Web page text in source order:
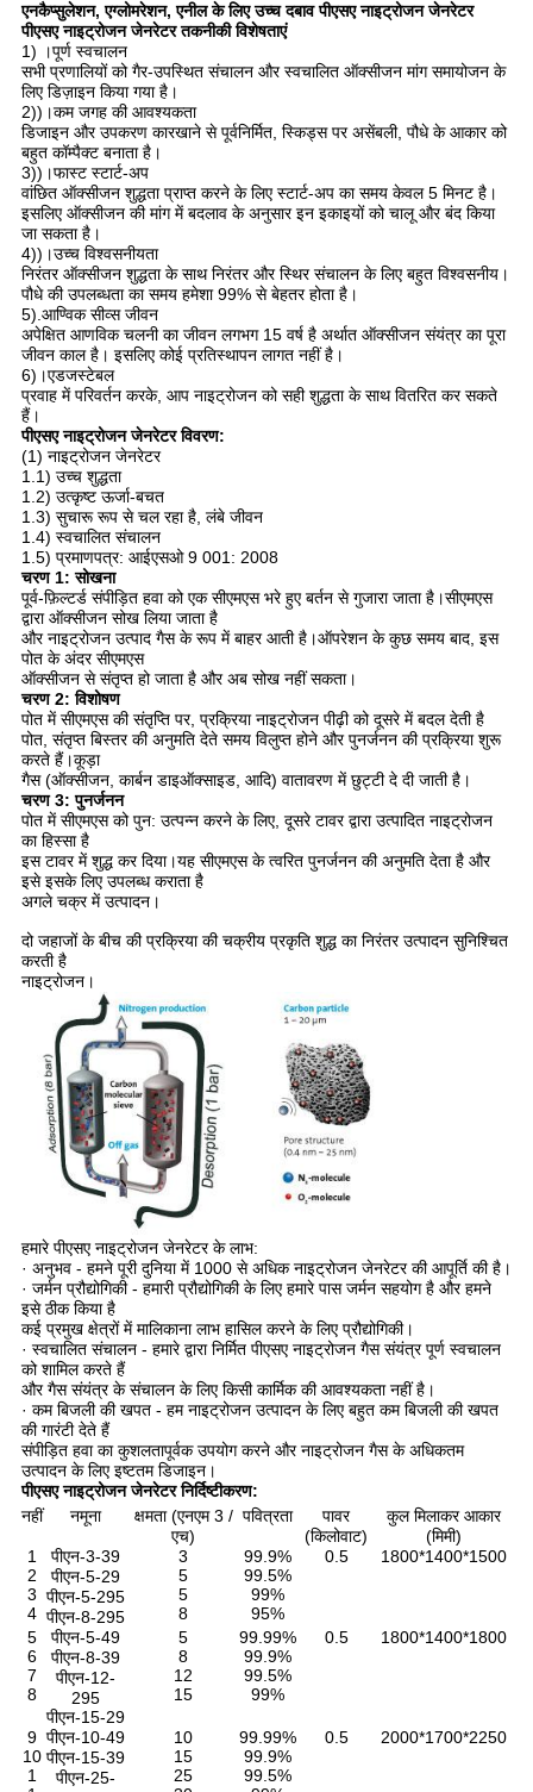
एनकैप्सुलेशन, एग्लोमरेशन, एनील के लिए उच्च दबाव पीएसए नाइट्रोजन जेनरेटर
पीएसए नाइट्रोजन जेनरेटर तकनीकी विशेषताएं
1) ।पूर्ण स्वचालन
सभी प्रणालियों को गैर-उपस्थित संचालन और स्वचालित ऑक्सीजन मांग समायोजन के
लिए डिज़ाइन किया गया है।
2))।कम जगह की आवश्यकता
डिजाइन और उपकरण कारखाने से पूर्वनिर्मित, स्किड्स पर असेंबली, पौधे के आकार को
बहुत कॉम्पैक्ट बनाता है।
3))।फास्ट स्टार्ट-अप
वांछित ऑक्सीजन शुद्धता प्राप्त करने के लिए स्टार्ट-अप का समय केवल 5 मिनट है।
इसलिए ऑक्सीजन की मांग में बदलाव के अनुसार इन इकाइयों को चालू और बंद किया
जा सकता है।
4))।उच्च विश्वसनीयता
निरंतर ऑक्सीजन शुद्धता के साथ निरंतर और स्थिर संचालन के लिए बहुत विश्वसनीय।
पौधे की उपलब्धता का समय हमेशा 99% से बेहतर होता है।
5).आण्विक सीव्स जीवन
अपेक्षित आणविक चलनी का जीवन लगभग 15 वर्ष है अर्थात ऑक्सीजन संयंत्र का पूरा
जीवन काल है। इसलिए कोई प्रतिस्थापन लागत नहीं है।
6)।एडजस्टेबल
प्रवाह में परिवर्तन करके, आप नाइट्रोजन को सही शुद्धता के साथ वितरित कर सकते
हैं।
पीएसए नाइट्रोजन जेनरेटर विवरण:
(1) नाइट्रोजन जेनरेटर
1.1) उच्च शुद्धता
1.2) उत्कृष्ट ऊर्जा-बचत
1.3) सुचारू रूप से चल रहा है, लंबे जीवन
1.4) स्वचालित संचालन
1.5) प्रमाणपत्र: आईएसओ 9 001: 2008
चरण 1: सोखना
पूर्व-फ़िल्टर्ड संपीड़ित हवा को एक सीएमएस भरे हुए बर्तन से गुजारा जाता है।सीएमएस
द्वारा ऑक्सीजन सोख लिया जाता है
और नाइट्रोजन उत्पाद गैस के रूप में बाहर आती है।ऑपरेशन के कुछ समय बाद, इस
पोत के अंदर सीएमएस
ऑक्सीजन से संतृप्त हो जाता है और अब सोख नहीं सकता।
चरण 2: विशोषण
पोत में सीएमएस की संतृप्ति पर, प्रक्रिया नाइट्रोजन पीढ़ी को दूसरे में बदल देती है
पोत, संतृप्त बिस्तर की अनुमति देते समय विलुप्त होने और पुनर्जनन की प्रक्रिया शुरू
करते हैं।कूड़ा
गैस (ऑक्सीजन, कार्बन डाइऑक्साइड, आदि) वातावरण में छुट्टी दे दी जाती है।
चरण 3: पुनर्जनन
पोत में सीएमएस को पुन: उत्पन्न करने के लिए, दूसरे टावर द्वारा उत्पादित नाइट्रोजन
का हिस्सा है
इस टावर में शुद्ध कर दिया।यह सीएमएस के त्वरित पुनर्जनन की अनुमति देता है और
इसे इसके लिए उपलब्ध कराता है
अगले चक्र में उत्पादन।
दो जहाजों के बीच की प्रक्रिया की चक्रीय प्रकृति शुद्ध का निरंतर उत्पादन सुनिश्चित
करती है
नाइट्रोजन।
हमारे पीएसए नाइट्रोजन जेनरेटर के लाभ:
· अनुभव - हमने पूरी दुनिया में 1000 से अधिक नाइट्रोजन जेनरेटर की आपूर्ति की है।
· जर्मन प्रौद्योगिकी - हमारी प्रौद्योगिकी के लिए हमारे पास जर्मन सहयोग है और हमने
इसे ठीक किया है
कई प्रमुख क्षेत्रों में मालिकाना लाभ हासिल करने के लिए प्रौद्योगिकी।
· स्वचालित संचालन - हमारे द्वारा निर्मित पीएसए नाइट्रोजन गैस संयंत्र पूर्ण स्वचालन
को शामिल करते हैं
और गैस संयंत्र के संचालन के लिए किसी कार्मिक की आवश्यकता नहीं है।
· कम बिजली की खपत - हम नाइट्रोजन उत्पादन के लिए बहुत कम बिजली की खपत
की गारंटी देते हैं
संपीड़ित हवा का कुशलतापूर्वक उपयोग करने और नाइट्रोजन गैस के अधिकतम
उत्पादन के लिए इष्टतम डिजाइन।
पीएसए नाइट्रोजन जेनरेटर निर्दिष्टीकरण:
नहीं
नमूना
क्षमता (एनएम 3 /
एच)
पवित्रता
पावर
(किलोवाट)
कुल मिलाकर आकार
(मिमी)
1
2
3
4
पीएन-3-39
पीएन-5-29
पीएन-5-295
पीएन-8-295
3
5
5
8
99.9%
99.5%
99%
95%
0.5 1800*1400*1500
5
6
7
8
पीएन-5-49
पीएन-8-39
पीएन-12-
295
पीएन-15-29
5
8
12
15
99.99%
99.9%
99.5%
99%
0.5 1800*1400*1800
9
10
1
पीएन-10-49
पीएन-15-39
पीएन-25-
10
15
25
99.99%
99.9%
99.5%
0.5 2000*1700*2250